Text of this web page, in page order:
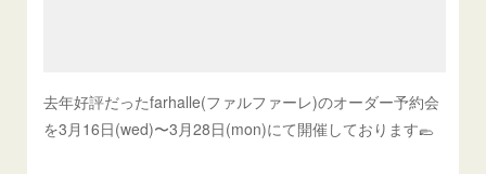
去年好評だったfarhalle(ファルファーレ)のオーダー予約会
を3月16日(wed)〜3月28日(mon)にて開催しております🥿